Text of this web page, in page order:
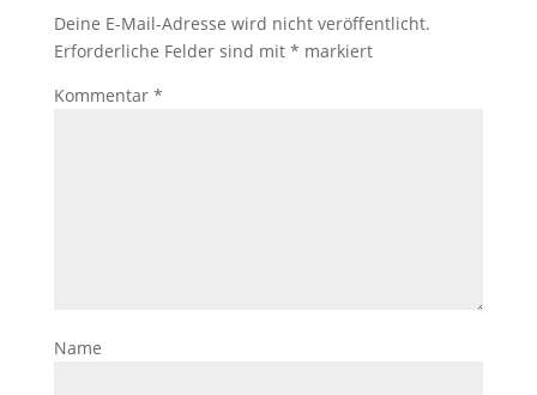
Deine E-Mail-Adresse wird nicht veröffentlicht.
Erforderliche Felder sind mit * markiert
Kommentar *
Name